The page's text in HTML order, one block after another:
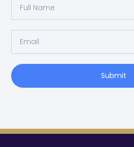
Submit